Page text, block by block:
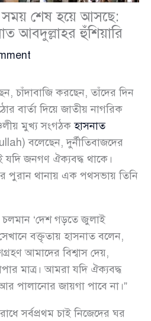
সময় শেষ হয়ে আসছে:
আবদুল্লাহর হুঁশিয়ারি
চাঁদাবাজি করছেন, তাঁদের দিন
দিয়ে জাতীয় নাগরিক
মুখ্য সংগঠকহাসনাত
বলেছেন, দুর্নীতিবাজদের
জনগণ ঐক্যবদ্ধ থাকে।
পুরান থানায় এক পথসভায় তিনি
‘দেশ গড়তে জুলাই
বক্তৃতায় হাসনাত বলেন,
আমাদের বিশ্বাস দেয়,
মাত্র। আমরা যদি ঐক্যবদ্ধ
পালানোর জায়গা পাবে না।”
সর্বপ্রথম চাই নিজেদের ঘর